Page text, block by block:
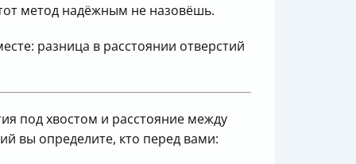
метод надёжным не назовёшь.
разница в расстоянии отверстий
под хвостом и расстояние между
вы определите, кто перед вами: